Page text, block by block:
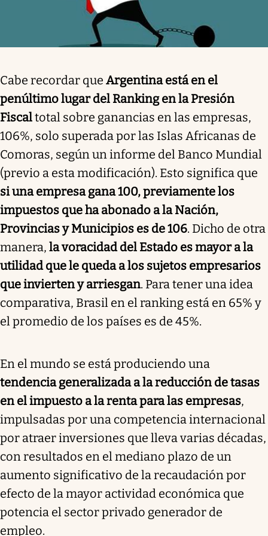
Cabe recordar que Argentina está en el
penúltimo lugar del Ranking en la Presión
Fiscaltotal sobre ganancias en las empresas,
106%, solo superada por las Islas Africanas de
Comoras, según un informe del Banco Mundial
(previo a esta modificación). Esto significa que
si una empresa gana 100, previamente los
impuestos que ha abonado a la Nación,
Provincias y Municipios es de 106. Dicho de otra
manera, la voracidad del Estado es mayor a la
utilidad que le queda a los sujetos empresarios
que invierten y arriesgan. Para tener una idea
comparativa, Brasil en el ranking está en 65% y
el promedio de los países es de 45%.
En el mundo se está produciendo una
tendencia generalizada a la reducción de tasas
en el impuesto a la renta para las empresas,
impulsadas por una competencia internacional
por atraer inversiones que lleva varias décadas,
con resultados en el mediano plazo de un
aumento significativo de la recaudación por
efecto de la mayor actividad económica que
potencia el sector privado generador de
empleo.